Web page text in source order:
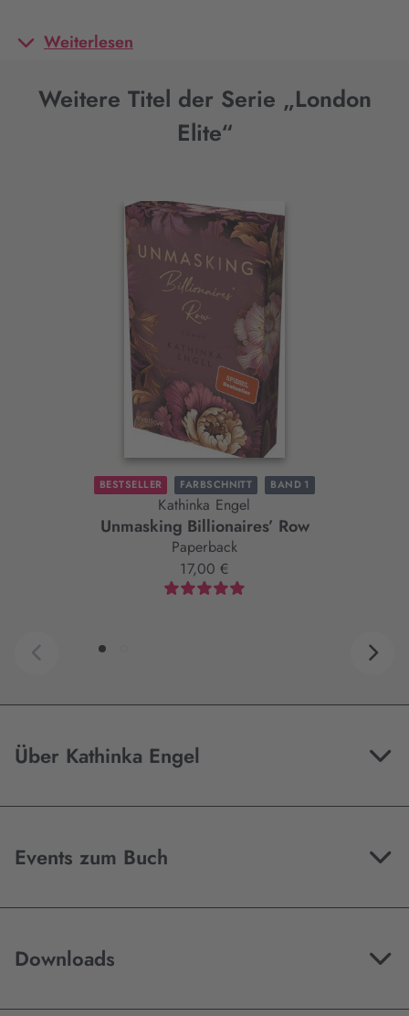
Weiterlesen
Weitere Titel der Serie „London
Elite“
Interaktives
BESTSELLER FARBSCHNITT BAND 1
Kathinka Engel
Unmasking Billionaires’ Row
Paperback
17,00 €
Über Kathinka Engel
Events zum Buch
Downloads